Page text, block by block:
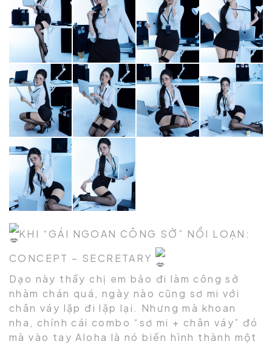
KHI “GÁI NGOAN CÔNG SỞ” NỔI LOẠN:
CONCEPT – SECRETARY
Dạo này thấy chị em bảo đi làm công sở
nhàm chán quá, ngày nào cũng sơ mi với
chân váy lặp đi lặp lại. Nhưng mà khoan
nha, chính cái combo “sơ mi + chân váy” đó
mà vào tay Aloha là nó biến hình thành một